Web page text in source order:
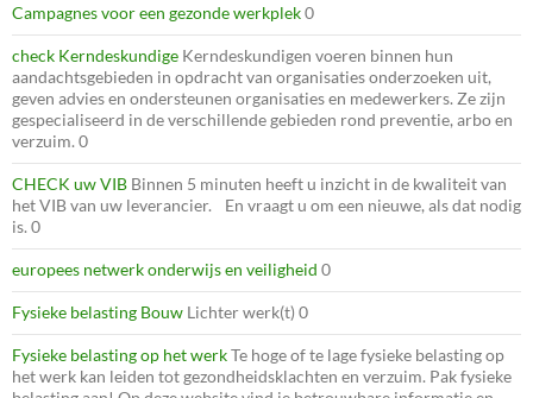
Campagnes voor een gezonde werkplek0
check Kerndeskundige Kerndeskundigen voeren binnen hun
aandachtsgebieden in opdracht van organisaties onderzoeken uit,
geven advies en ondersteunen organisaties en medewerkers. Ze zijn
gespecialiseerd in de verschillende gebieden rond preventie, arbo en
verzuim. 0
CHECK uw VIB Binnen 5 minuten heeft u inzicht in de kwaliteit van
het VIB van uw leverancier. En vraagt u om een nieuwe, als dat nodig
is. 0
europees netwerk onderwijs en veiligheid 0
Fysieke belasting Bouw Lichter werk(t) 0
Fysieke belasting op het werkTe hoge of te lage fysieke belasting op
het werk kan leiden tot gezondheidsklachten en verzuim. Pak fysieke